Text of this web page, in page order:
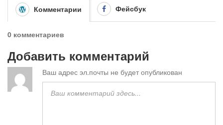
Комментарии Фейсбук
0 комментариев
Добавить комментарий
Ваш адрес эл.почты не будет опубликован